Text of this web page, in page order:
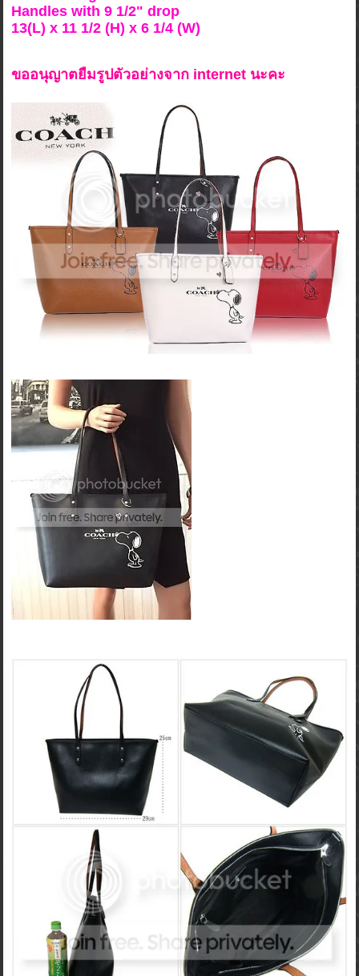
Handles with 9 1/2" drop
13(L) x 11 1/2 (H) x 6 1/4 (W)
ขออนุญาตยืมรูปตัวอย่างจาก internet นะคะ